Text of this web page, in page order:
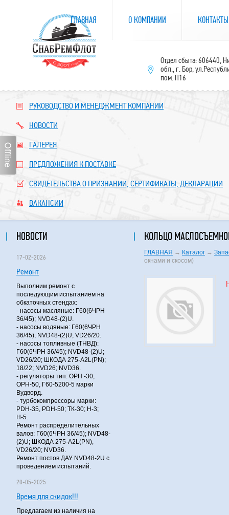
РУКОВОДСТВО И МЕНЕДЖМЕНТ КОМПАНИИ
НОВОСТИ
ГАЛЕРЕЯ
ПРЕДЛОЖЕНИЯ К ПОСТАВКЕ
СВИДЕТЕЛЬСТВА О ПРИЗНАНИИ, СЕРТИФИКАТЫ, ДЕКЛАРАЦИИ
ВАКАНСИИ
НОВОСТИ
17-02-2026
Ремонт
Выполним ремонт с
последующим испытанием на
обкаточных стендах:
- насосы масляные: Г60(6ЧРН
36/45); NVD48-(2)U.
- насосы водяные: Г60(6ЧРН
36/45); NVD48-(2)U; VD26/20.
- насосы топливные (ТНВД):
Г60(6ЧРН 36/45); NVD48-(2)U;
VD26/20; ШКОДА 275-A2L(PN);
18/22; NVD26; NVD36.
- регуляторы тип: ОРН -30,
ОРН-50, Г60-5200-5 марки
Вудворд.
- турбокомпрессоры марки:
PDH-35, PDH-50; ТК-30; Н-3;
Н-5.
Ремонт распределительных
валов: Г60(6ЧРН 36/45); NVD48-
(2)U; ШКОДА 275-A2L(PN),
VD26/20; NVD36.
Ремонт постов ДАУ NVD48-2U с
проведением испытаний.
20-05-2025
Время для скидок!!!
Предлагаем из наличия на
КОЛЬЦО
ГЛАВНАЯ → Каталог →
окнами и скосом)
ГЛАВНАЯ О КОМПАНИИ КОНТАКТЫ
Отдел сбыта: 606440,
обл., г. Бор,
пом. П16